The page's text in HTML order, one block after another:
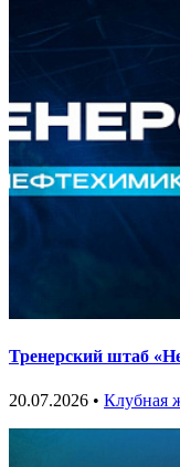
Тренерский штаб
20.07.2026 • Клубная